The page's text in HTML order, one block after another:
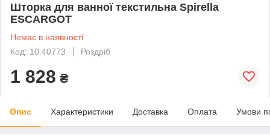
Шторка для ванної текстильна Spirella
ESCARGOT
Немає в наявності
Код: 10.40773
Роздріб
1 828 ₴
Опис Характеристики Доставка Оплата Умови